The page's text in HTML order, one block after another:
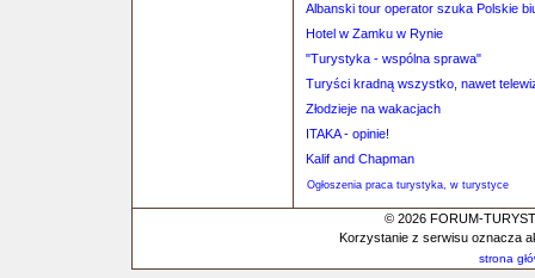
Albanski tour operator szuka Polskie
Hotel w Zamku w Rynie
"Turystyka - wspólna sprawa"
Turyści kradną wszystko, nawet
Złodzieje na wakacjach
ITAKA - opinie!
Kalif and Chapman
Ogłoszenia praca turystyka, w turystyce
© 2026 FORUM-
Korzystanie z serwisu oznacza
strona